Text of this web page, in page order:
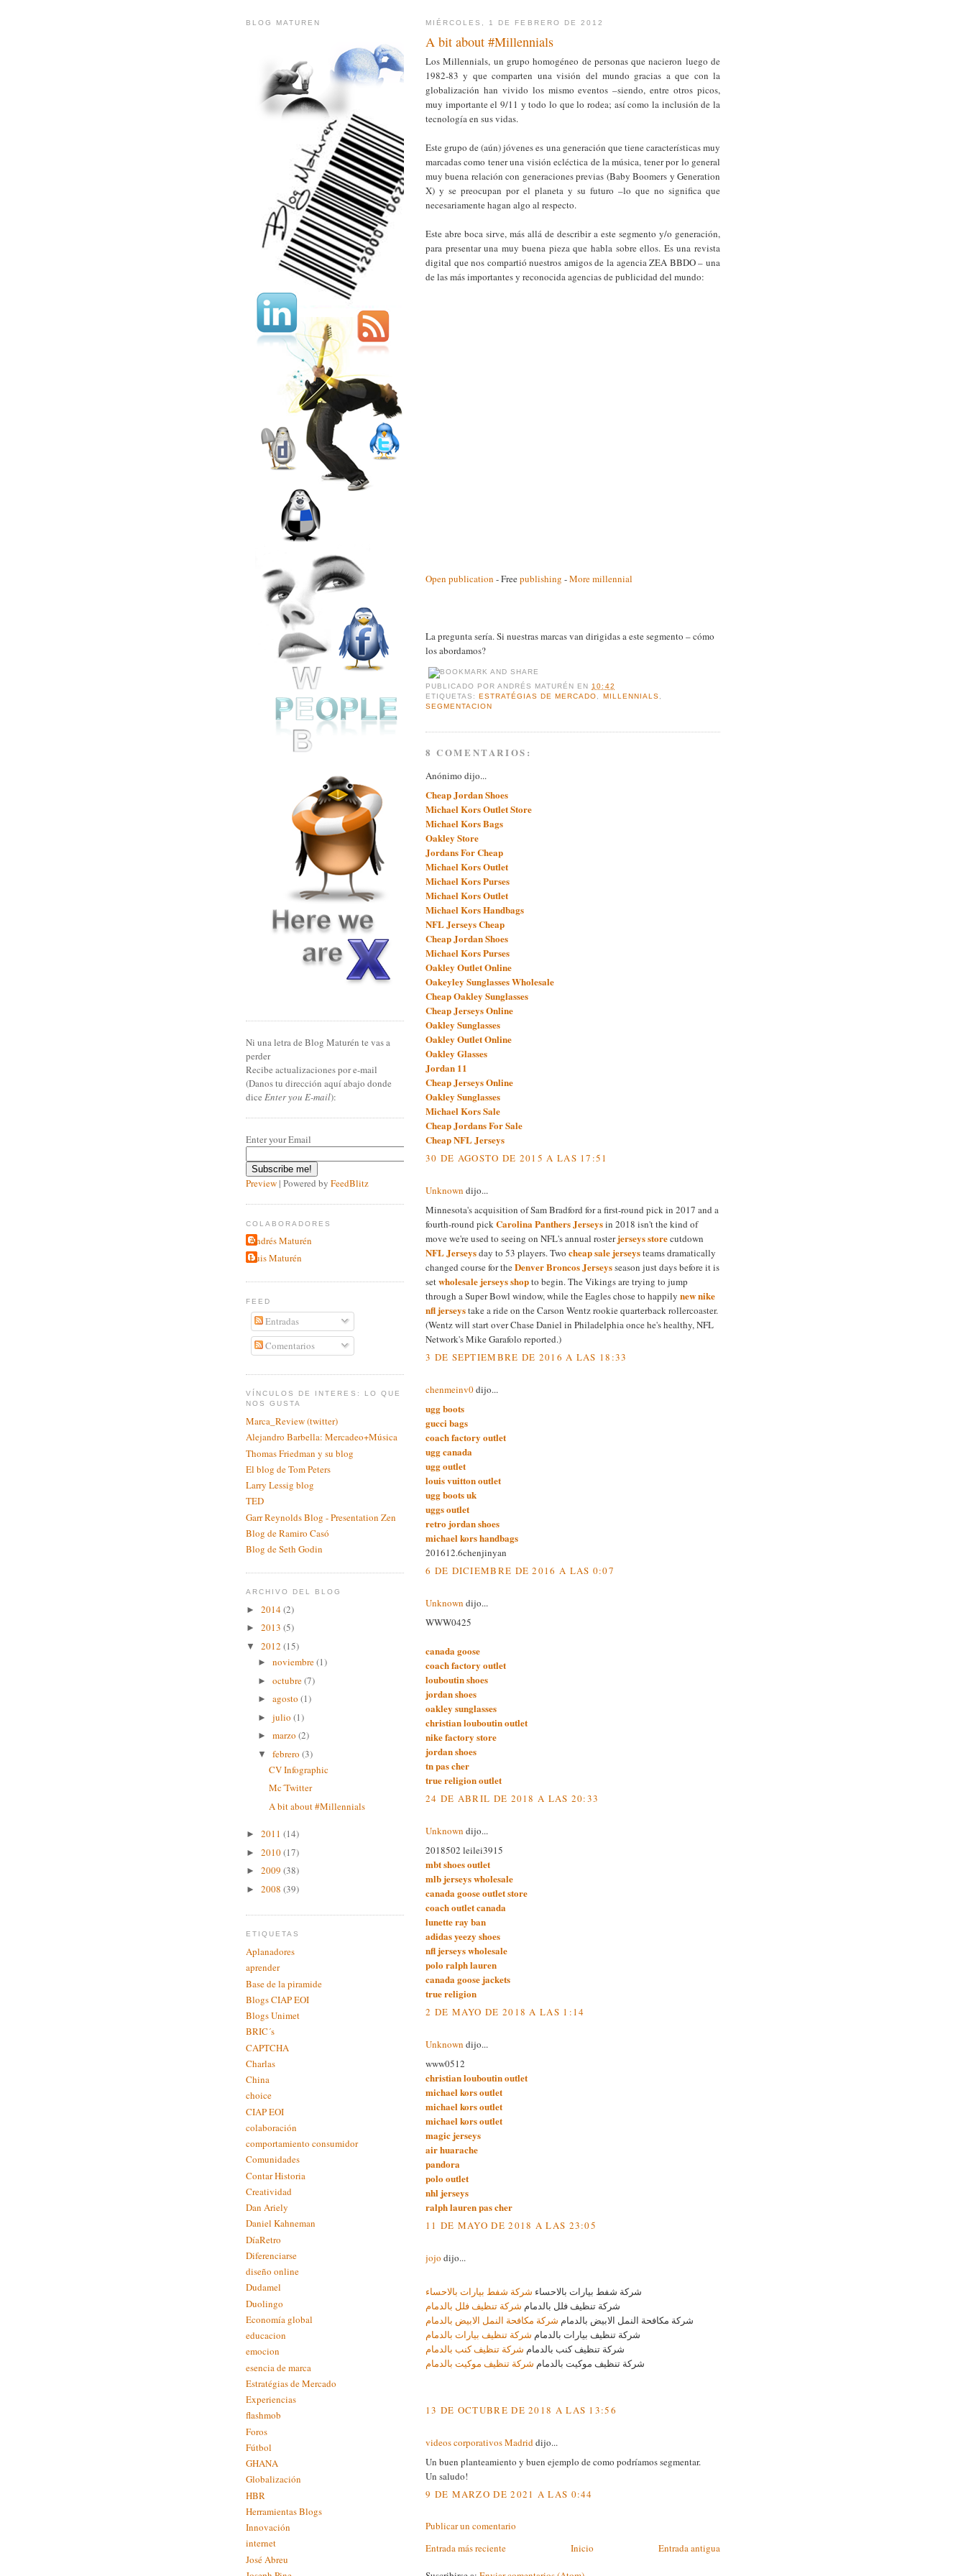
MIÉRCOLES, 1 DE FEBRERO DE 2012
A bit about #Millennials
Los Millennials, un grupo homogéneo de personas que nacieron luego de
1982-83 y que comparten una visión del mundo gracias a que con la
globalización han vivido los mismo eventos –siendo, entre otros picos,
muy importante el 9/11 y todo lo que lo rodea; así como la inclusión de la
tecnología en sus vidas.
Este grupo de (aún) jóvenes es una generación que tiene características muy
marcadas como tener una visión ecléctica de la música, tener por lo general
muy buena relación con generaciones previas (Baby Boomers y Generation
X) y se preocupan por el planeta y su futuro –lo que no significa que
necesariamente hagan algo al respecto.
Este abre boca sirve, más allá de describir a este segmento y/o generación,
para presentar una muy buena pieza que habla sobre ellos. Es una revista
digital que nos compartió nuestros amigos de la agencia ZEA BBDO – una
de las más importantes y reconocida agencias de publicidad del mundo:
Open publication - Freepublishing -More millennial
La pregunta sería. Si nuestras marcas van dirigidas a este segmento – cómo
los abordamos?
PUBLICADO PORANDRÉS MATURÉN EN10:42
ETIQUETAS: ESTRATÉGIAS DE MERCADO, MILLENNIALS,
SEGMENTACION
8 COMENTARIOS:
Anónimo dijo...
Cheap Jordan Shoes
Michael Kors Outlet Store
Michael Kors Bags
Oakley Store
Jordans For Cheap
Michael Kors Outlet
Michael Kors Purses
Michael Kors Outlet
Michael Kors Handbags
NFL Jerseys Cheap
Cheap Jordan Shoes
Michael Kors Purses
Oakley Outlet Online
Oakeyley Sunglasses Wholesale
Cheap Oakley Sunglasses
Cheap Jerseys Online
Oakley Sunglasses
Oakley Outlet Online
Oakley Glasses
Jordan 11
Cheap Jerseys Online
Oakley Sunglasses
Michael Kors Sale
Cheap Jordans For Sale
Cheap NFL Jerseys
30 DE AGOSTO DE 2015 A LAS 17:51
Unknown dijo...
Minnesota's acquisition of Sam Bradford for a first-round pick in 2017 and a
fourth-round pick Carolina Panthers Jerseysin 2018 isn't the kind of
move we're used to seeing on NFL's annual rosterjerseys storecutdown
NFL Jerseysday to 53 players. Two cheap sale jerseysteams dramatically
changed course for theDenver Broncos Jerseysseason just days before it is
setwholesale jerseys shopto begin. The Vikings are trying to jump
through a Super Bowl window, while the Eagles chose to happily new nike
nfl jerseystake a ride on the Carson Wentz rookie quarterback rollercoaster.
(Wentz will start over Chase Daniel in Philadelphia once he's healthy, NFL
Network's Mike Garafolo reported.)
3 DE SEPTIEMBRE DE 2016 A LAS 18:33
chenmeinv0dijo...
ugg boots
gucci bags
coach factory outlet
ugg canada
ugg outlet
louis vuitton outlet
ugg boots uk
uggs outlet
retro jordan shoes
michael kors handbags
201612.6chenjinyan
6 DE DICIEMBRE DE 2016 A LAS 0:07
Unknown dijo...
WWW0425
canada goose
coach factory outlet
louboutin shoes
jordan shoes
oakley sunglasses
christian louboutin outlet
nike factory store
jordan shoes
tn pas cher
true religion outlet
24 DE ABRIL DE 2018 A LAS 20:33
Unknown dijo...
2018502 leilei3915
mbt shoes outlet
mlb jerseys wholesale
canada goose outlet store
coach outlet canada
lunette ray ban
adidas yeezy shoes
nfl jerseys wholesale
polo ralph lauren
canada goose jackets
true religion
2 DE MAYO DE 2018 A LAS 1:14
Unknown dijo...
www0512
christian louboutin outlet
michael kors outlet
michael kors outlet
michael kors outlet
magic jerseys
air huarache
pandora
polo outlet
nhl jerseys
ralph lauren pas cher
11 DE MAYO DE 2018 A LAS 23:05
jojo dijo...
شركة شفط بيارات بالاحساء شركة شفط بيارات بالاحساء
شركة تنظيف فلل بالدمام شركة تنظيف فلل بالدمام
شركة مكافحة النمل الابيض بالدمام شركة مكافحة النمل الابيض بالدمام
شركة تنظيف بيارات بالدمام شركة تنظيف بيارات بالدمام
شركة تنظيف كنب بالدمام شركة تنظيف كنب بالدمام
شركة تنظيف موكيت بالدمام شركة تنظيف موكيت بالدمام
13 DE OCTUBRE DE 2018 A LAS 13:56
videos corporativos Madriddijo...
Un buen planteamiento y buen ejemplo de como podríamos segmentar.
Un saludo!
9 DE MARZO DE 2021 A LAS 0:44
Publicar un comentario
Entrada más reciente
Entrada antigua
Inicio
BLOG MATUREN
Ni una letra de Blog Maturén te vas a
perder
Recibe actualizaciones por e-mail
(Danos tu dirección aquí abajo donde
dice Enter you E-mail):
Enter your Email
Preview | Powered by FeedBlitz
COLABORADORES
Andrés Maturén
Luis Maturén
FEED
Entradas
Comentarios
VÍNCULOS DE INTERES: LO QUE
NOS GUSTA
Marca_Review (twitter)
Alejandro Barbella: Mercadeo+Música
Thomas Friedman y su blog
El blog de Tom Peters
Larry Lessig blog
TED
Garr Reynolds Blog - Presentation Zen
Blog de Ramiro Casó
Blog de Seth Godin
ARCHIVO DEL BLOG
► 2014(2)
► 2013 (5)
▼ 2012 (15)
► noviembre(1)
► octubre(7)
► agosto (1)
► julio (1)
► marzo (2)
▼ febrero (3)
CV Infographic
Mc´Twitter
A bit about #Millennials
► 2011 (14)
► 2010(17)
► 2009 (38)
► 2008 (39)
ETIQUETAS
Aplanadores
aprender
Base de la piramide
Blogs CIAP EOI
Blogs Unimet
BRIC´s
CAPTCHA
Charlas
China
choice
CIAP EOI
colaboración
comportamiento consumidor
Comunidades
Contar Historia
Creatividad
Dan Ariely
Daniel Kahneman
DíaRetro
Diferenciarse
diseño online
Dudamel
Duolingo
Economía global
educacion
emocion
esencia de marca
Estratégias de Mercado
Experiencias
flashmob
Foros
Fútbol
GHANA
Globalización
HBR
Herramientas Blogs
Innovación
internet
José Abreu